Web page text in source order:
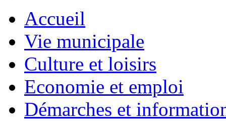
Accueil
Vie municipale
Culture et loisirs
Economie et emploi
Démarches et